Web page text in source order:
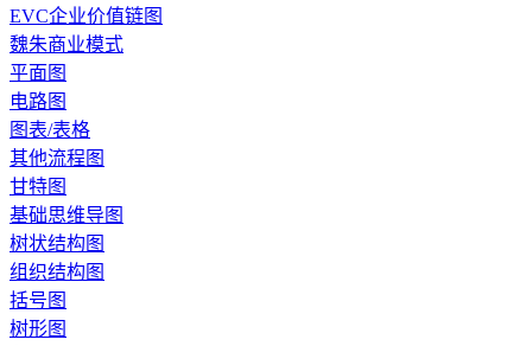
EVC企业价值链图
魏朱商业模式
平面图
电路图
图表/表格
其他流程图
甘特图
基础思维导图
树状结构图
组织结构图
括号图
树形图